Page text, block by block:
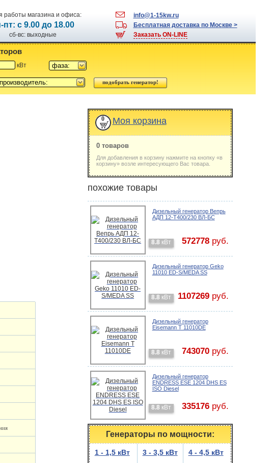
работы магазина и офиса:
пт: с 9.00 до 18.00
сб-вс: выходные
info@1-15kw.ru
Бесплатная доставка по Москве >
Заказать ON-LINE
кВт фаза:
производитель:
0 Моя корзина
0 товаров
Для добавления в корзину нажмите на кнопку «в
корзину» возле интересующего Вас товара.
похожие товары
Дизельный генератор Вепрь
АДП 12-T400/230 ВЛ-БС
8.8 кВт 572778руб.
Дизельный генератор Geko
11010 ED-S/MEDA SS
8.8 кВт 1107269руб.
Дизельный генератор
Eisemann T 11010DE
8.8 кВт 743070руб.
Дизельный генератор
ENDRESS ESE 1204 DHS ES
ISO Diesel
8.8 кВт 335176руб.
Генераторы по мощности:
1 - 1,5 кВт 3 - 3,5 кВт
4 - 4,5 кВт